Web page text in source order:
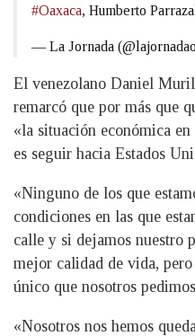
#Oaxaca, Humberto
— La Jornada
El venezolano Daniel
remarcó que por más que
«la situación económica
es seguir hacia Estados
«Ninguno de los que
condiciones en las que
calle y si dejamos nuestro
mejor calidad de vida,
único que nosotros
«Nosotros nos hemos